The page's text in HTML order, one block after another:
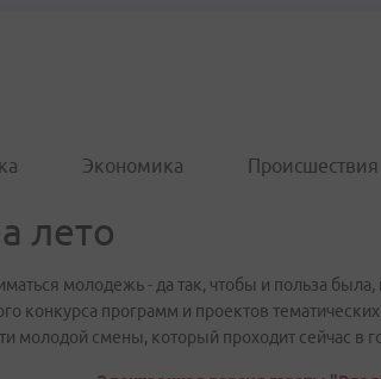
Экономика Происшествия
лето
молодежь - да так, чтобы и польза была,
конкурса программ и проектов
молодой смены, который проходит сейчас в